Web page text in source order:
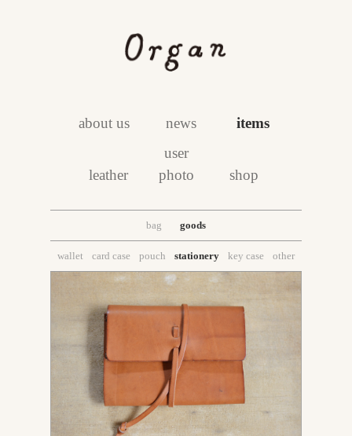
about us news items
leather
user
photo
shop
bag goods
wallet card case pouch stationery key case other